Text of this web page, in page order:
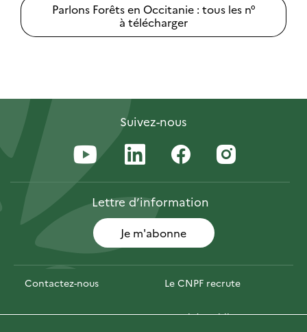
Parlons Forêts en Occitanie : tous les n°
à télécharger
Suivez-nous
Lettred’information
Je m'abonne
Contactez-nous Le CNPF recrute
Espace presse Marchés publics